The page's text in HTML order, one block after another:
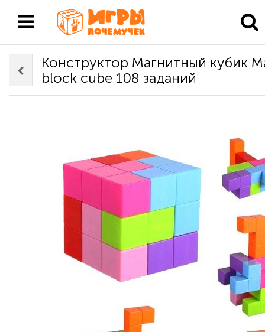
Конструктор Магнитный кубик
block cube 108 заданий